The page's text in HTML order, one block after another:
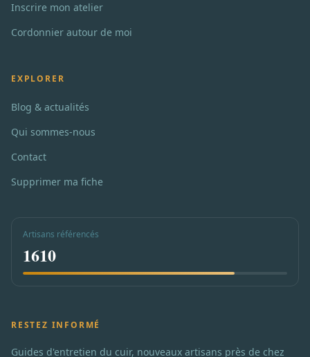
Inscrire mon atelier
Cordonnier autour de moi
EXPLORER
Blog & actualités
Qui sommes-nous
Contact
Supprimer ma fiche
Artisans référencés
1610
RESTEZ INFORMÉ
Guides d'entretien du cuir, nouveaux artisans près de chez